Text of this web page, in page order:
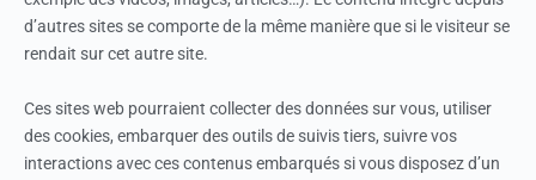
d’autres sites se comporte de la même manière que si le visiteur se
rendait sur cet autre site.
Ces sites web pourraient collecter des données sur vous, utiliser
des cookies, embarquer des outils de suivis tiers, suivre vos
interactions avec ces contenus embarqués si vous disposez d’un